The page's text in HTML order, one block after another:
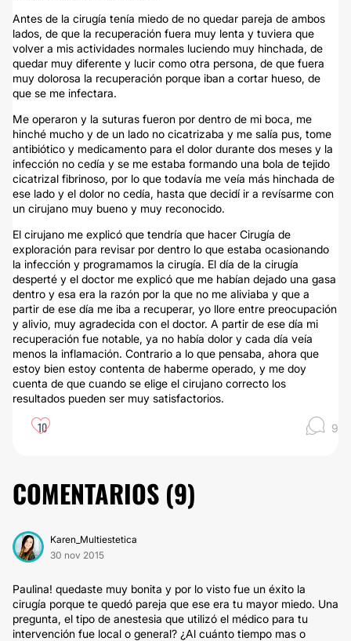
Antes de la cirugía tenía miedo de no quedar pareja de ambos
lados, de que la recuperación fuera muy lenta y tuviera que
volver a mis actividades normales luciendo muy hinchada, de
quedar muy diferente y lucir como otra persona, de que fuera
muy dolorosa la recuperación porque iban a cortar hueso, de
que se me infectara.
Me operaron y la suturas fueron por dentro de mi boca, me
hinché mucho y de un lado no cicatrizaba y me salía pus, tome
antibiótico y medicamento para el dolor durante dos meses y la
infección no cedía y se me estaba formando una bola de tejido
cicatrizal fibrinoso, por lo que todavía me veía más hinchada de
ese lado y el dolor no cedía, hasta que decidí ir a revísarme con
un cirujano muy bueno y muy reconocido.
El cirujano me explicó que tendría que hacer Cirugía de
exploración para revisar por dentro lo que estaba ocasionando
la infección y programamos la cirugía. El día de la cirugía
desperté y el doctor me explicó que me habían dejado una gasa
dentro y esa era la razón por la que no me aliviaba y que a
partir de ese día me iba a recuperar, yo llore entre preocupación
y alivio, muy agradecida con el doctor. A partir de ese día mi
recuperación fue notable, ya no había dolor y cada día veía
menos la inflamación. Contrario a lo que pensaba, ahora que
estoy bien estoy contenta de haberme operado, y me doy
cuenta de que cuando se elige el cirujano correcto los
resultados pueden ser muy satisfactorios.
10 9
COMENTARIOS (9)
Karen_Multiestetica
30 nov 2015
Paulina! quedaste muy bonita y por lo visto fue un éxito la
cirugía porque te quedó pareja que ese era tu mayor miedo. Una
pregunta, el tipo de anestesia que utilizó el médico para tu
intervención fue local o general? ¿Al cuánto tiempo mas o